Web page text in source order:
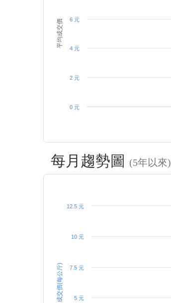
平均成交價
0 元
2 元
4 元
6 元
每月趨勢圖 (5年以來)
成交價(每公斤) 5 元
7.5 元
10 元
12.5 元